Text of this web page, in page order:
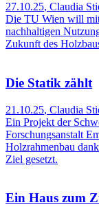
27.10.25, Claudia
Die TU Wien will
nachhaltigen
Zukunft des
Die Statik zählt
21.10.25, Claudia
Ein Projekt der
Forschungsanstalt
Holzrahmenbau
Ziel gesetzt.
Ein Haus zum